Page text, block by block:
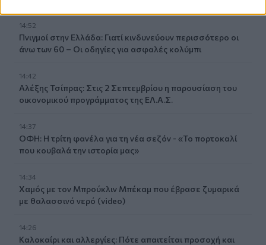
14:52
Πνιγμοί στην Ελλάδα: Γιατί κινδυνεύουν περισσότερο οι
άνω των 60 – Οι οδηγίες για ασφαλές κολύμπι
14:42
Αλέξης Τσίπρας: Στις 2 Σεπτεμβρίου η παρουσίαση του
οικονομικού προγράμματος της ΕΛ.Α.Σ.
14:37
ΟΦΗ: Η τρίτη φανέλα για τη νέα σεζόν - «Το πορτοκαλί
που κουβαλά την ιστορία μας»
14:34
Χαμός με τον Μπρούκλιν Μπέκαμ που έβρασε ζυμαρικά
με θαλασσινό νερό (video)
14:26
Καλοκαίρι και αλλεργίες: Πότε απαιτείται προσοχή και